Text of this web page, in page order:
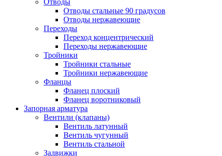
Отводы
Отводы стальные 90 градусов
Отводы нержавеющие
Переходы
Переход концентрический
Переходы нержавеющие
Тройники
Тройники стальные
Тройники нержавеющие
Фланцы
Фланец плоский
Фланец воротниковый
Запорная арматура
Вентили (клапаны)
Вентиль латунный
Вентиль чугунный
Вентиль стальной
Задвижки